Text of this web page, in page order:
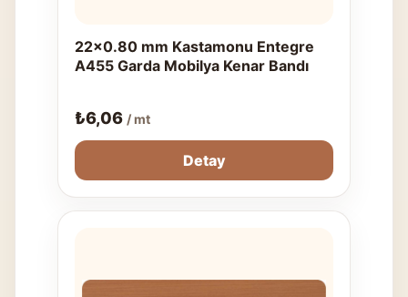
22x0.80 mm Kastamonu Entegre
A455 Garda Mobilya Kenar Bandı
₺6,06 / mt
Detay